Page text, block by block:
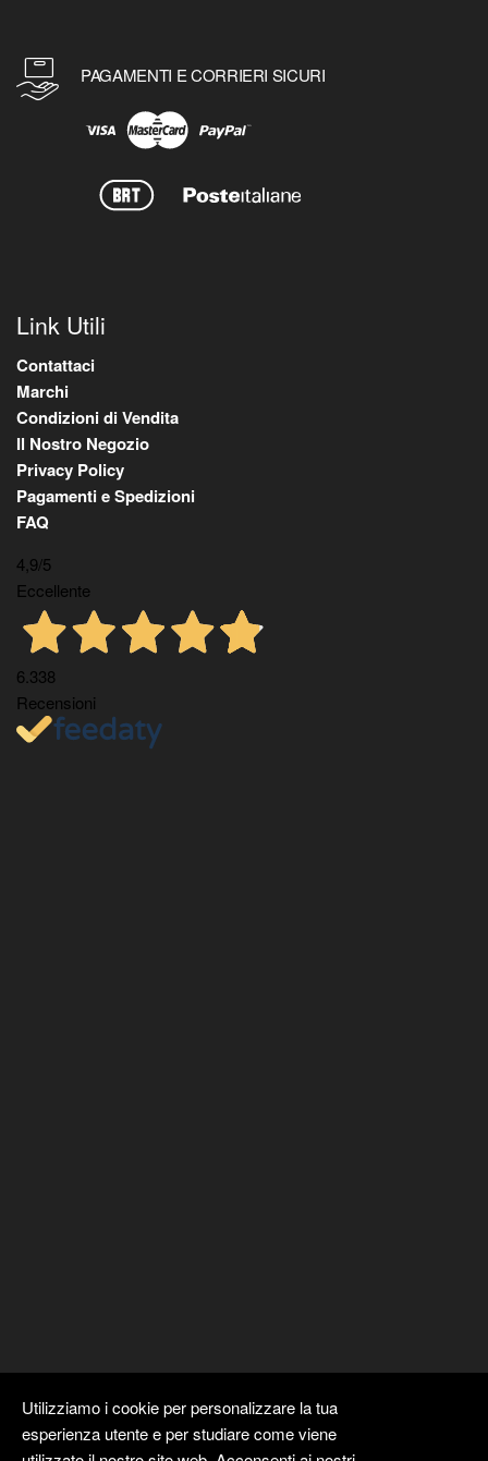
PAGAMENTI E CORRIERI SICURI
Link Utili
Contattaci
Marchi
Condizioni di Vendita
Il Nostro Negozio
Privacy Policy
Pagamenti e Spedizioni
FAQ
4,9/5
Eccellente
6.338
Recensioni
Utilizziamo i cookie per personalizzare la tua
esperienza utente e per studiare come viene